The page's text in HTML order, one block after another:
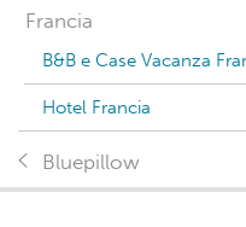
Francia
B&B e Case Vacanza
Hotel Francia
Bluepillow